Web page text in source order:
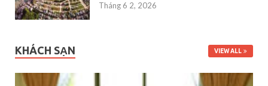
Tháng 6 2, 2026
KHÁCH SẠN VIEW ALL